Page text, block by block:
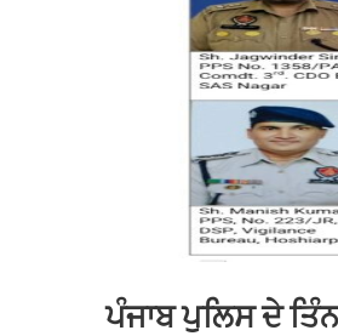
ਪੰਜਾਬ ਪੁਲਿਸ ਦੇ